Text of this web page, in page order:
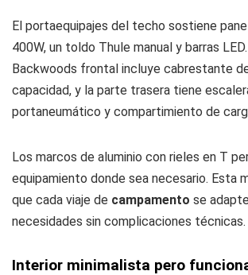
El portaequipajes del techo sostiene
400W, un toldo Thule manual y barras
Backwoods frontal incluye cabrestante
capacidad, y la parte trasera tiene
portaneumático y compartimiento de
Los marcos de aluminio con rieles en T
equipamiento donde sea necesario. Esta
que cada viaje de campamento se
necesidades sin complicaciones técnicas.
Interior minimalista pero